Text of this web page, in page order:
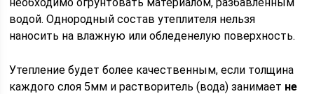
водой. Однородный состав утеплителя нельзя
наносить на влажную или обледенелую поверхность.
Утепление будет более качественным, если толщина
каждого слоя 5мм и растворитель (вода) занимает не